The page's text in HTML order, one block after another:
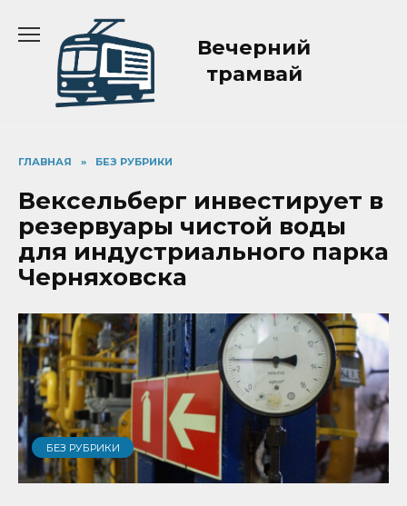
содержанию
Вечерний
трамвай
ГЛАВНАЯ » БЕЗ РУБРИКИ
Вексельберг инвестирует в
резервуары чистой воды
для индустриального парка
Черняховска
БЕЗ РУБРИКИ